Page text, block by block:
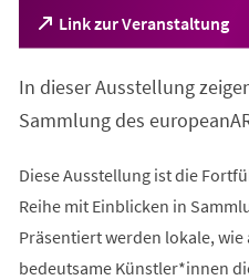
Link zur Veranstaltung
(Öffnet
in
neuen
In dieser Ausstellung
Sammlung des
Diese Ausstellung ist die
Reihe mit Einblicken in
Präsentiert werden lokale,
bedeutsame Künstler*innen